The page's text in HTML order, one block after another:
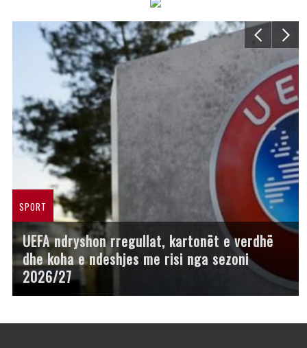
SPORT
UEFA ndryshon rregullat, kartonët e verdhë
dhe koha e ndeshjes me risi nga sezoni
2026/27